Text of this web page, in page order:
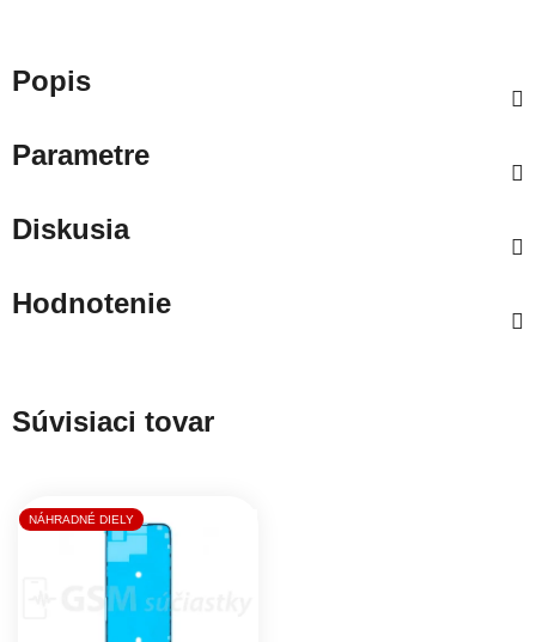
Popis
Parametre
Diskusia
Hodnotenie
Súvisiaci tovar
NÁHRADNÉ DIELY